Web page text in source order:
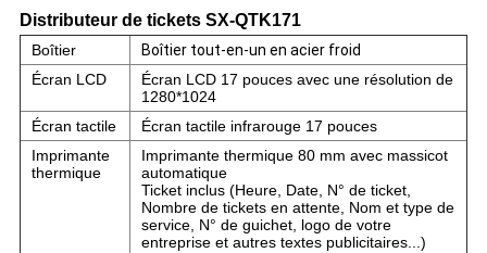
Distributeur de tickets SX-QTK171
Boîtier
Boîtier tout-en-un en acier froid
Écran LCD
Écran LCD 17 pouces avec une résolution de
1280*1024
Écran tactile
Écran tactile infrarouge 17 pouces
Imprimante
thermique
Imprimante thermique 80 mm avec massicot
automatique
Ticket inclus (Heure, Date, N° de ticket,
Nombre de tickets en attente, Nom et type de
service, N° de guichet, logo de votre
entreprise et autres textes publicitaires...)